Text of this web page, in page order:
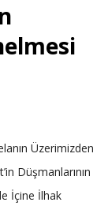
Üzerimizden
Düşmanlarının
İçine İlhak